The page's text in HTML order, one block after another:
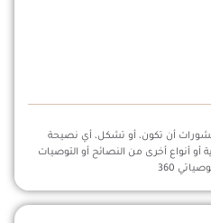
أن تكون، أو تشكل، أي نصيحة
أو أنواع أخرى من النصائح أو التوصيات
360